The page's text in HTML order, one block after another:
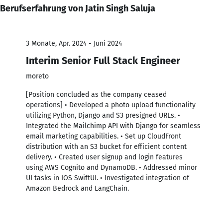
Berufserfahrung von Jatin Singh Saluja
3 Monate, Apr. 2024 - Juni 2024
Interim Senior Full Stack Engineer
moreto
[Position concluded as the company ceased
operations] • Developed a photo upload functionality
utilizing Python, Django and S3 presigned URLs. •
Integrated the Mailchimp API with Django for seamless
email marketing capabilities. • Set up CloudFront
distribution with an S3 bucket for efficient content
delivery. • Created user signup and login features
using AWS Cognito and DynamoDB. • Addressed minor
UI tasks in IOS SwiftUI. • Investigated integration of
Amazon Bedrock and LangChain.